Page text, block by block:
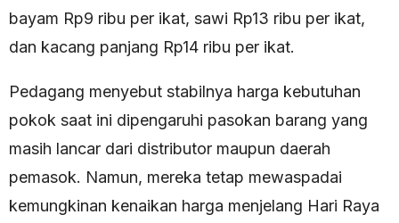
bayam Rp9 ribu per ikat, sawi Rp13 ribu per ikat,
dan kacang panjang Rp14 ribu per ikat.
Pedagang menyebut stabilnya harga kebutuhan
pokok saat ini dipengaruhi pasokan barang yang
masih lancar dari distributor maupun daerah
pemasok. Namun, mereka tetap mewaspadai
kemungkinan kenaikan harga menjelang Hari Raya